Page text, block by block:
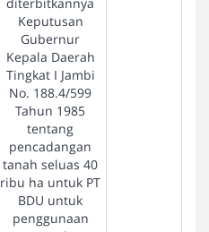
Keputusan
Gubernur
Kepala Daerah
Tingkat I Jambi
No. 188.4/599
Tahun 1985
tentang
pencadangan
tanah seluas 40
ribu ha untuk PT
BDU untuk
penggunaan